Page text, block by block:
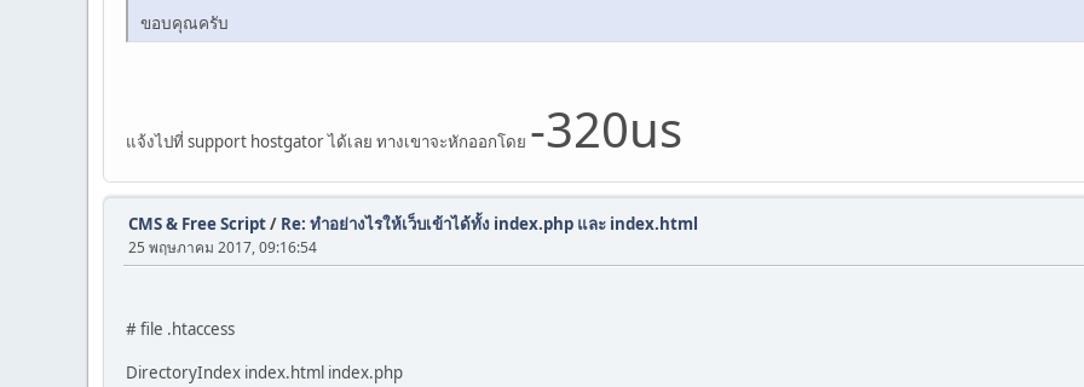
ขอบคุณครับ
แจ้งไปที่ support hostgator ได้เลย ทางเขาจะหักออกโดย -320us
CMS & Free Script/ Re: ทำอย่างไรให้เว็บเข้าได้ทั้ง index.php และ index.html
25 พฤษภาคม 2017, 09:16:54
# file .htaccess
DirectoryIndex index.html index.php